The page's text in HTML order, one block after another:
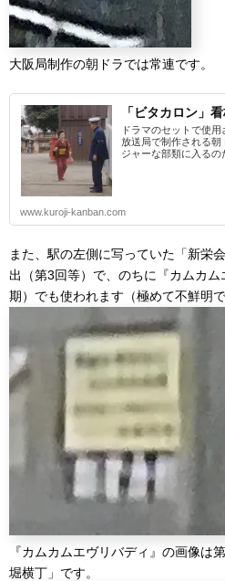
大阪局制作の朝ドラでは常連です。
「ビタカロン」
ドラマのセットで使
放送局で制作される朝
ジャーな部類に入るの
www.kuroji-kanban.com
また、駅の左側に写っていた「新栄
出（第3回等）で、のちに『カムカ
期）でも使われます（極めて不鮮明
『カムカムエヴリバディ』の画像は
堀横丁」です。